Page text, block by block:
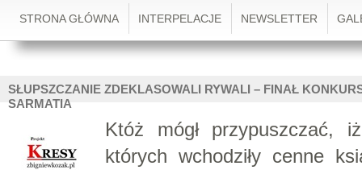
STRONA GŁÓWNA INTERPELACJE NEWSLETTER
SŁUPSZCZANIE ZDEKLASOWALI RYWALI – FINAŁ
SARMATIA
Któż mógł przypuszczać,
których wchodziły cenne